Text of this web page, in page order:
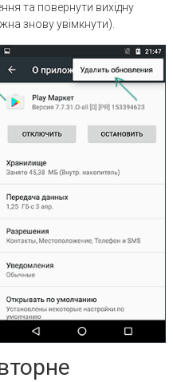
та повернути вихідну
знову увімкнути).